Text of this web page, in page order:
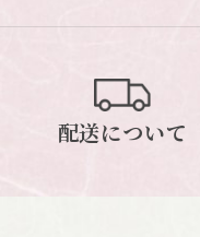
配送について